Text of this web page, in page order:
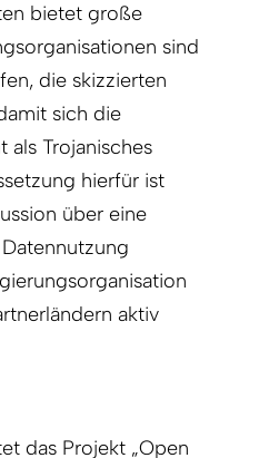
bietet große
sind
die skizzierten
sich die
als Trojanisches
hierfür ist
über eine
aktiv
das Projekt „Open